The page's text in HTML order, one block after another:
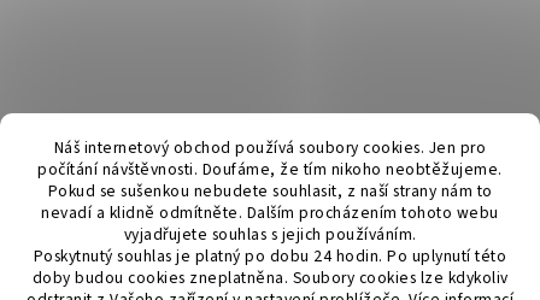
Náš internetový obchod používá soubory cookies. Jen pro
počítání návštěvnosti. Doufáme, že tím nikoho neobtěžujeme.
Pokud se sušenkou nebudete souhlasit, z naší strany nám to
nevadí a klidně odmítněte. Dalším procházením tohoto webu
vyjadřujete souhlas s jejich používáním.
Poskytnutý souhlas je platný po dobu 24 hodin. Po uplynutí této
doby budou cookies zneplatněna. Soubory cookies lze kdykoliv